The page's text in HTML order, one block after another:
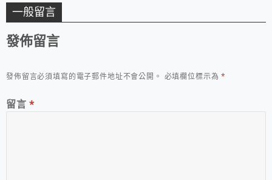
一般留言
發佈留言
發佈留言必須填寫的電子郵件地址不會公開。 必填欄位標示為*
留言 *